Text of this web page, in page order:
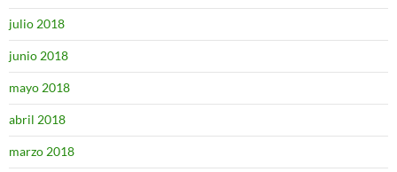
julio 2018
junio 2018
mayo 2018
abril 2018
marzo 2018